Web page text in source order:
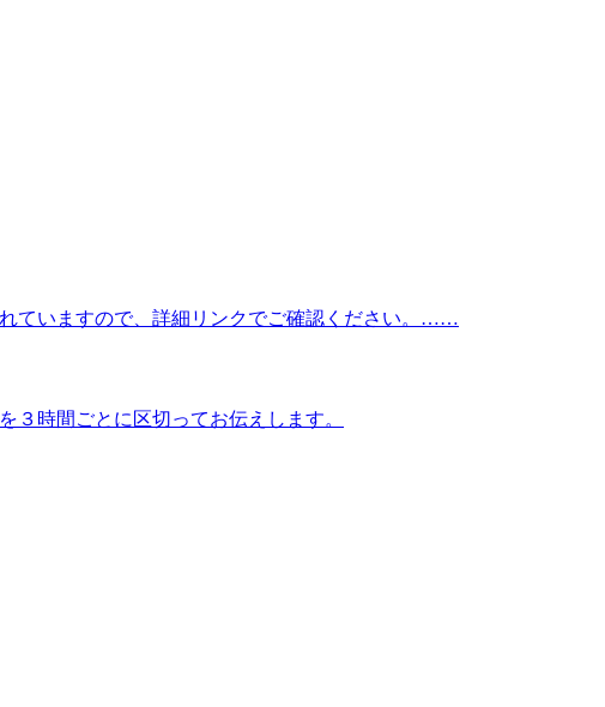
ていますので、詳細リンクでご確認ください。……
３時間ごとに区切ってお伝えします。